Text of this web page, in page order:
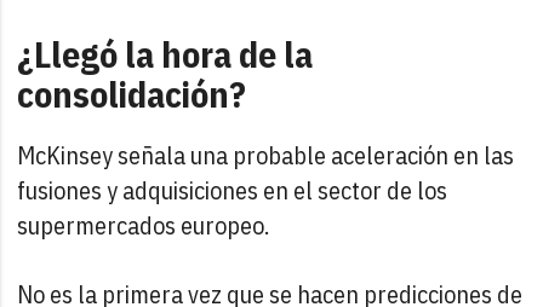
¿Llegó la hora de la
consolidación?
McKinsey señala una probable aceleración en las
fusiones y adquisiciones en el sector de los
supermercados europeo.
No es la primera vez que se hacen predicciones de